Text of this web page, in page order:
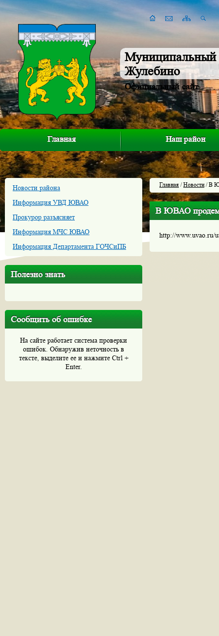
Муниципальный
Жулебино
Официальный сайт
Главная Наш район
Новости района
Информация УВД ЮВАО
Прокурор разъясняет
Информация МЧС ЮВАО
Информация Департамента ГОЧСиПБ
Полезно знать
Сообщить об ошибке
На сайте работает система проверки
ошибок. Обнаружив неточность в
тексте, выделите ее и нажмите Ctrl +
Enter.
Главная /Новости/ В
В ЮВАО
http://www.uvao.ru/